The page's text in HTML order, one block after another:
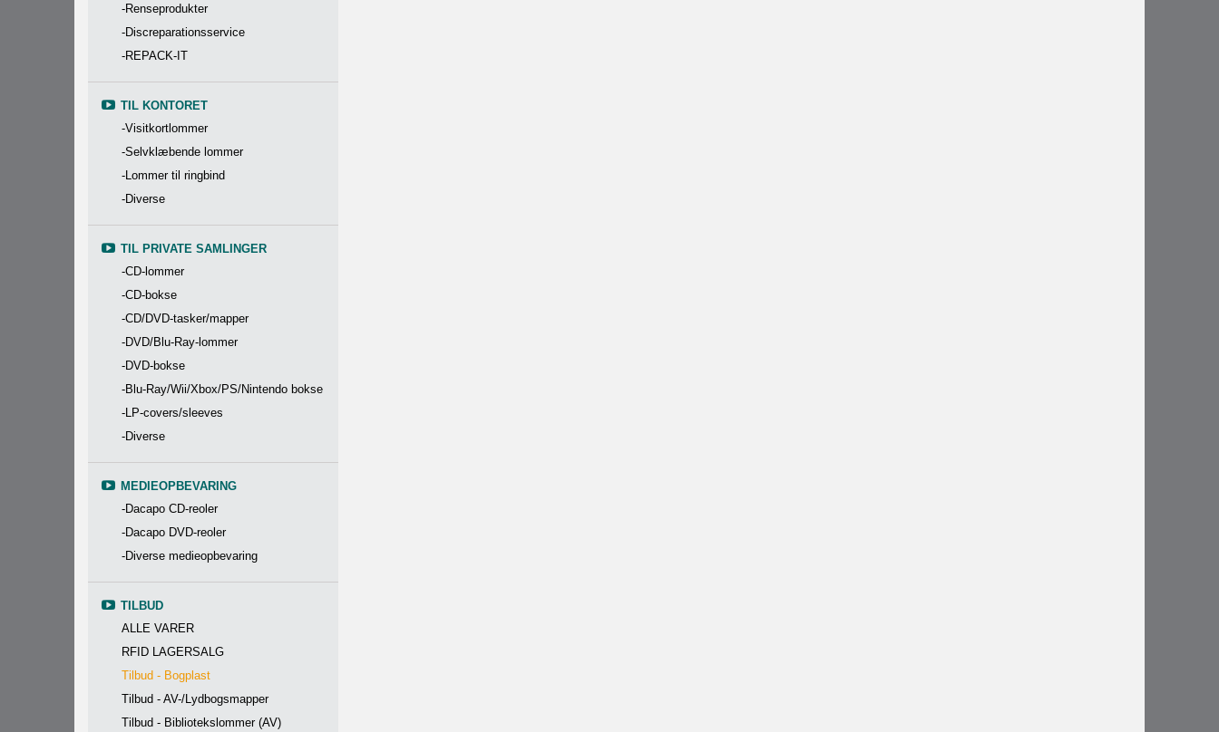
-Renseprodukter
-Discreparationsservice
-REPACK-IT
TIL KONTORET
-Visitkortlommer
-Selvklæbende lommer
-Lommer til ringbind
-Diverse
TIL PRIVATE SAMLINGER
-CD-lommer
-CD-bokse
-CD/DVD-tasker/mapper
-DVD/Blu-Ray-lommer
-DVD-bokse
-Blu-Ray/Wii/Xbox/PS/Nintendo bokse
-LP-covers/sleeves
-Diverse
MEDIEOPBEVARING
-Dacapo CD-reoler
-Dacapo DVD-reoler
-Diverse medieopbevaring
TILBUD
ALLE VARER
RFID LAGERSALG
Tilbud - Bogplast
Tilbud - AV-/Lydbogsmapper
Tilbud - Bibliotekslommer (AV)